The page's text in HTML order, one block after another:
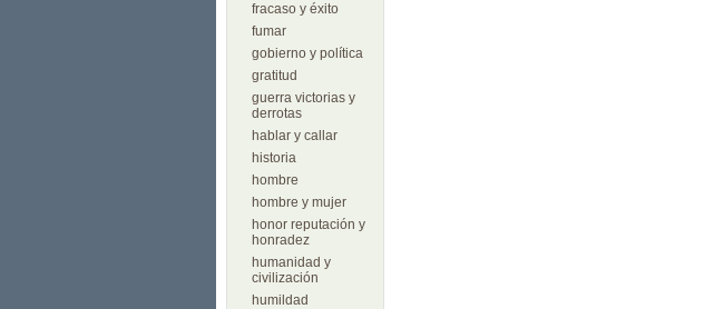
fracaso y éxito
fumar
gobierno y política
gratitud
guerra victorias y
derrotas
hablar y callar
historia
hombre
hombre y mujer
honor reputación y
honradez
humanidad y
civilización
humildad